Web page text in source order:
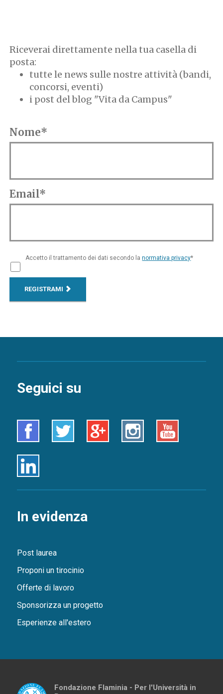
Riceverai direttamente nella tua casella di
posta:
tutte le news sulle nostre attività (bandi,
concorsi, eventi)
i post del blog "Vita da Campus"
Nome*
Email*
Accetto il trattamento dei dati secondo lanormativa privacy*
REGISTRAMI
Seguici su
Facebook Twitter Google+ Instagram Youtube
Linkedin
In evidenza
Post laurea
Proponi un tirocinio
Offerte di lavoro
Sponsorizza un progetto
Esperienze all'estero
Fondazione Flaminia - Per l'Università in